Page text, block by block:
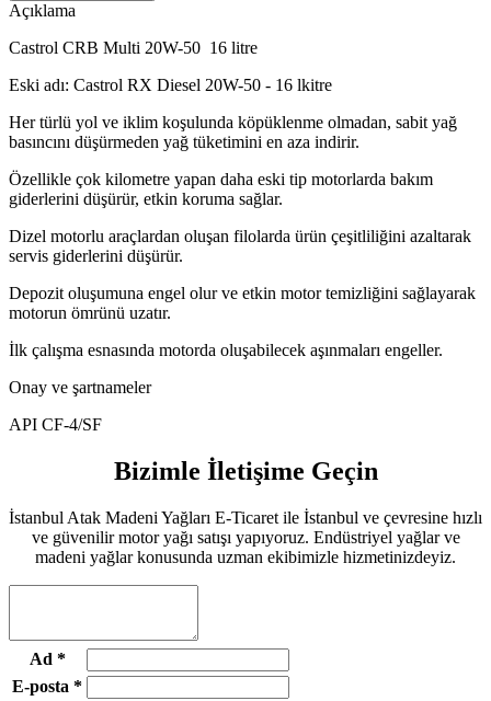
Açıklama
Castrol CRB Multi 20W-50 16 litre
Eski adı: Castrol RX Diesel 20W-50 - 16 lkitre
Her türlü yol ve iklim koşulunda köpüklenme olmadan, sabit yağ
basıncını düşürmeden yağ tüketimini en aza indirir.
Özellikle çok kilometre yapan daha eski tip motorlarda bakım
giderlerini düşürür, etkin koruma sağlar.
Dizel motorlu araçlardan oluşan filolarda ürün çeşitliliğini azaltarak
servis giderlerini düşürür.
Depozit oluşumuna engel olur ve etkin motor temizliğini sağlayarak
motorun ömrünü uzatır.
İlk çalışma esnasında motorda oluşabilecek aşınmaları engeller.
Onay ve şartnameler
API CF-4/SF
Bizimle İletişime Geçin
İstanbul Atak Madeni Yağları E-Ticaret ile İstanbul ve çevresine hızlı
ve güvenilir motor yağı satışı yapıyoruz. Endüstriyel yağlar ve
madeni yağlar konusunda uzman ekibimizle hizmetinizdeyiz.
Ad *
E-posta *